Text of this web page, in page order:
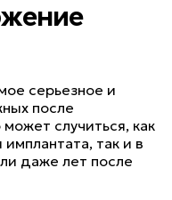
серьезное и
после
случиться, как
так и в
даже лет после